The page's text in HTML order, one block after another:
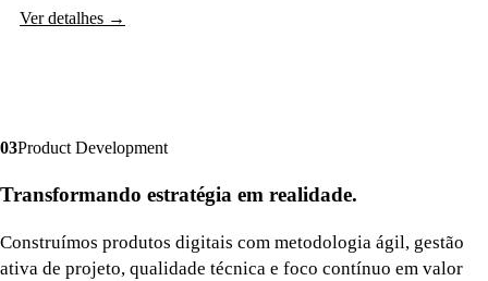
Ver detalhes →
03Product Development
Transformando estratégia em realidade.
Construímos produtos digitais com metodologia ágil, gestão
ativa de projeto, qualidade técnica e foco contínuo em valor